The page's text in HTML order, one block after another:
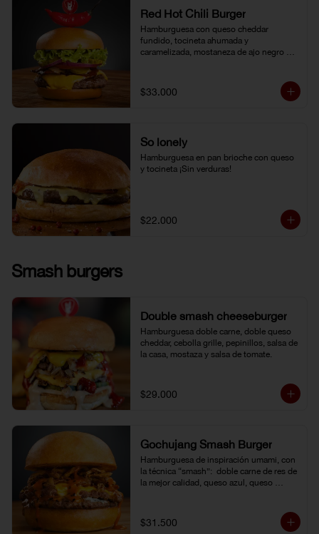
Red Hot Chili Burger
Hamburguesa con queso cheddar
fundido, tocineta ahumada y
caramelizada, mostaneza de ajo negro y
famoso chili con carne al lado.
$33.000
So lonely
Hamburguesa en pan brioche con queso
y tocineta ¡Sin verduras!
$22.000
Smash burgers
Double smash cheeseburger
Hamburguesa doble carne, doble queso
cheddar, cebolla grille, pepinillos, salsa de
la casa, mostaza y salsa de tomate.
$29.000
Gochujang Smash Burger
Hamburguesa de inspiración umami, con
la técnica “smash”:  doble carne de res de
la mejor calidad, queso azul, queso
gochujang (pasta coreana de chiles rojos,
soya fermentada y harina de arroz).
$31.500